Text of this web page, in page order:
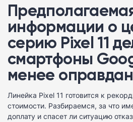
информации о
серию Pixel 11
смартфоны
менее
Линейка Pixel 11 готовится к
стоимости. Разбираемся, за что
доплату и спасет ли ситуацию